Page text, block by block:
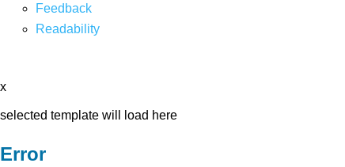
Feedback
Readability
x
selected template will load here
Error